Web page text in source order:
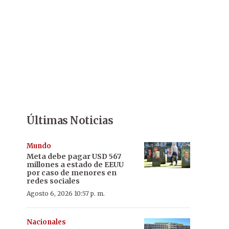
Últimas Noticias
Mundo
Meta debe pagar USD 567
millones a estado de EEUU
por caso de menores en
redes sociales
Agosto 6, 2026 10:57 p. m.
Nacionales